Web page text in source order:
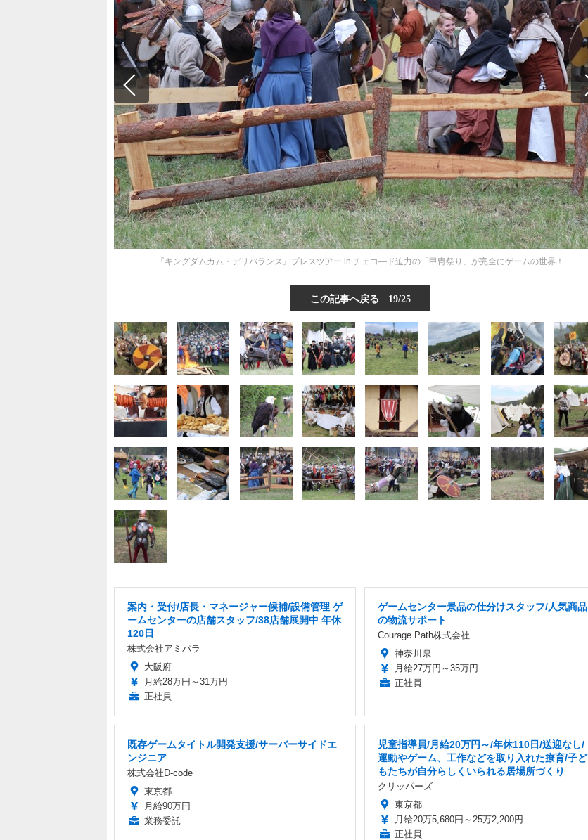
『キングダムカム・デリバランス』プレスツアー in チェコ―ド迫力の「甲冑祭り」が完全にゲームの世界！
この記事へ戻る 19/25
案内・受付/店長・マネージャー候補/設備管理 ゲ
ームセンターの店舗スタッフ/38店舗展開中 年休
120日
株式会社アミパラ
大阪府
月給28万円～31万円
正社員
ゲームセンター景品の仕分けスタッフ/人気商品
の物流サポート
Courage Path株式会社
神奈川県
月給27万円～35万円
正社員
既存ゲームタイトル開発支援/サーバーサイドエ
ンジニア
株式会社D-code
東京都
月給90万円
業務委託
児童指導員/月給20万円～/年休110日/送迎なし/
運動やゲーム、工作などを取り入れた療育/子ど
もたちが自分らしくいられる居場所づくり
クリッパーズ
東京都
月給20万5,680円～25万2,200円
正社員